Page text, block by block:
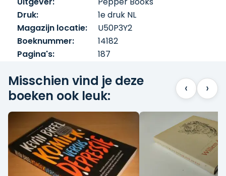
Druk:
1e druk NL
Magazijn locatie:
U50P3Y2
Boeknummer:
14182
Pagina's:
187
Misschien vind je deze
boeken ook leuk:
‹ ›